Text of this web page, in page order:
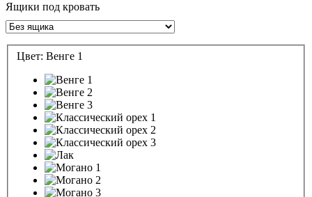
Ящики под кровать
Цвет: Венге 1